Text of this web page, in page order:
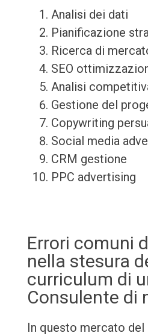
Analisi dei dati
Pianificazione
Ricerca di
SEO
Analisi
Gestione del
Copywriting
Social media
CRM gestione
PPC advertising
Errori comuni
nella stesura
curriculum di
Consulente di
In questo mercato